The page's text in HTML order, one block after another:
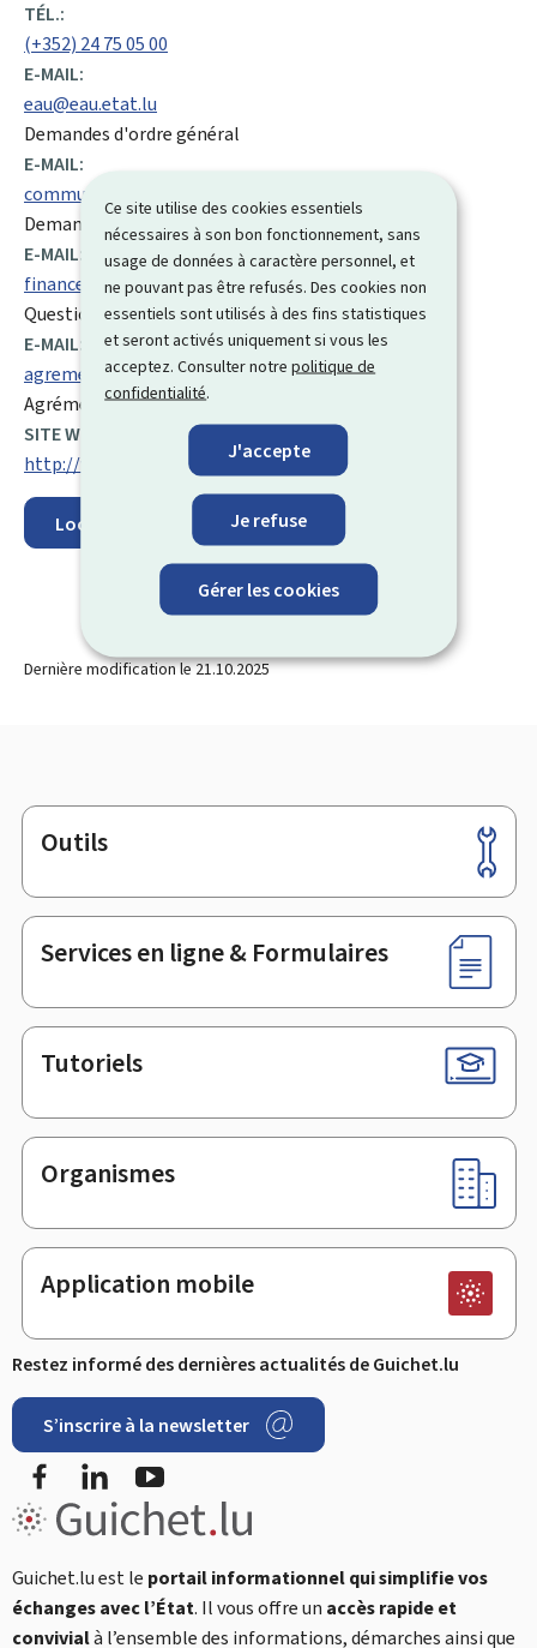
Ce site utilise des cookies essentiels
nécessaires à son bon fonctionnement, sans
usage de données à caractère personnel, et
ne pouvant pas être refusés. Des cookies non
essentiels sont utilisés à des fins statistiques
et seront activés uniquement si vous les
acceptez. Consulter notrepolitique de
confidentialité.
J'accepte
Je refuse
Gérer les cookies
:TÉL.:
(+352) 24 75 05 00
E-MAIL:
eau@eau.etat.lu
Demandes d'ordre général
E-MAIL:
communication@eau.etat.lu
Demandes de presse
E-MAIL:
finances@eau.etat.lu
Questions relatives à des factures
E-MAIL:
agrements@eau.etat.lu
Agréments
SITE WEB :
http://www.waasser.lu
Localisez sur la carte
Dernière modification le21.10.2025
Pied
de
page
Outils
Services en ligne & Formulaires
Tutoriels
Organismes
Application mobile
Restez informé des dernières actualités de Guichet.lu
S’inscrire à la newsletter
FacebookLinkedIn
Guichet.lu est le portail informationnel qui simplifie vos
échanges avec l’État. Il vous offre un accès rapide et
convivialà l’ensemble des informations, démarches ainsi que